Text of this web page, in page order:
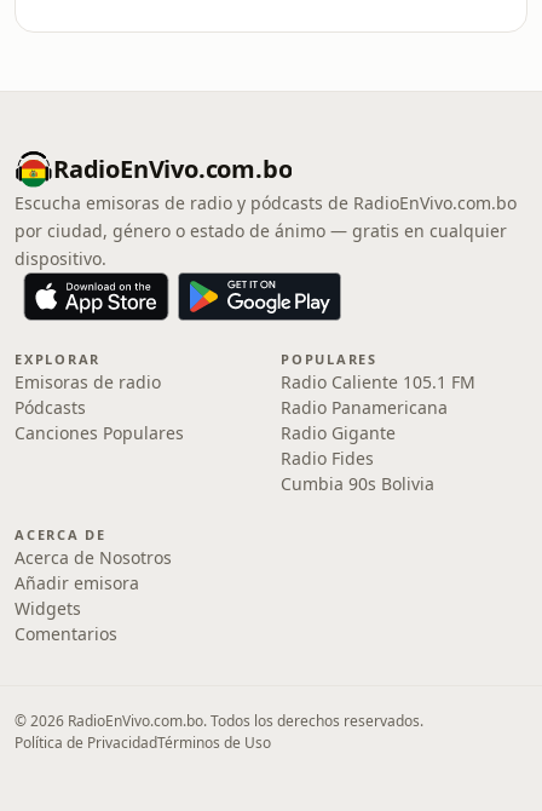
RadioEnVivo.com.bo
Escucha emisoras de radio y pódcasts de RadioEnVivo.com.bo
por ciudad, género o estado de ánimo — gratis en cualquier
dispositivo.
EXPLORAR
Emisoras de radio
Pódcasts
Canciones Populares
POPULARES
Radio Caliente 105.1 FM
Radio Panamericana
Radio Gigante
Radio Fides
Cumbia 90s Bolivia
ACERCA DE
Acerca de Nosotros
Añadir emisora
Widgets
Comentarios
© 2026 RadioEnVivo.com.bo. Todos los derechos reservados.
Política de PrivacidadTérminos de Uso